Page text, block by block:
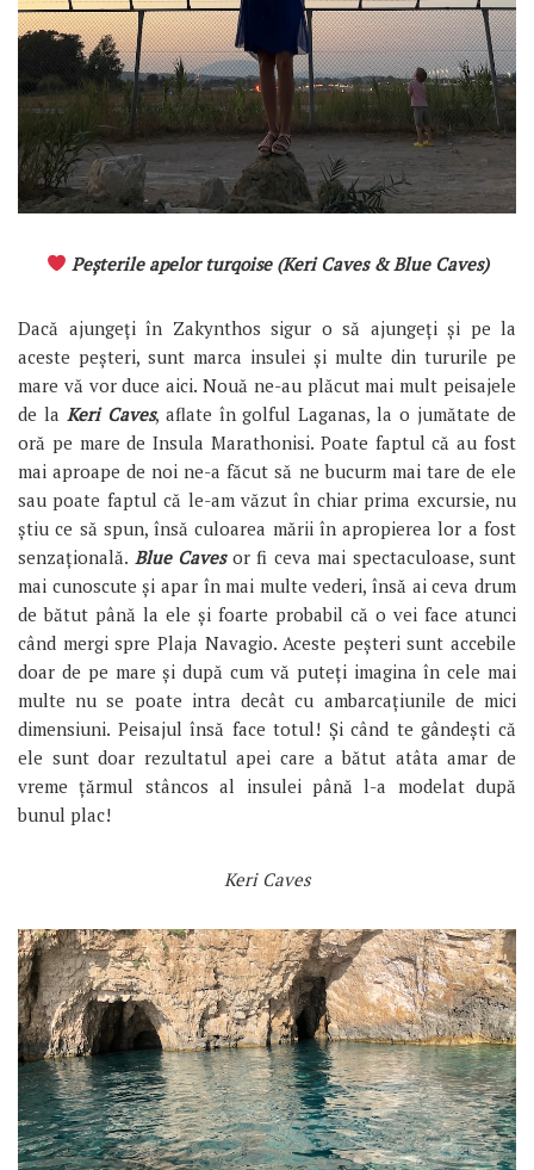
Peșterile apelor turqoise (Keri Caves & Blue Caves)
Dacă ajungeți în Zakynthos sigur o să ajungeți și pe la
aceste peșteri, sunt marca insulei și multe din tururile pe
mare vă vor duce aici. Nouă ne-au plăcut mai mult peisajele
de la Keri Caves, aflate în golful Laganas, la o jumătate de
oră pe mare de Insula Marathonisi. Poate faptul că au fost
mai aproape de noi ne-a făcut să ne bucurm mai tare de ele
sau poate faptul că le-am văzut în chiar prima excursie, nu
știu ce să spun, însă culoarea mării în apropierea lor a fost
senzațională. Blue Cavesor fi ceva mai spectaculoase, sunt
mai cunoscute și apar în mai multe vederi, însă ai ceva drum
de bătut până la ele și foarte probabil că o vei face atunci
când mergi spre Plaja Navagio. Aceste peșteri sunt accebile
doar de pe mare și după cum vă puteți imagina în cele mai
multe nu se poate intra decât cu ambarcațiunile de mici
dimensiuni. Peisajul însă face totul! Și când te gândești că
ele sunt doar rezultatul apei care a bătut atâta amar de
vreme țărmul stâncos al insulei până l-a modelat după
bunul plac!
Keri Caves